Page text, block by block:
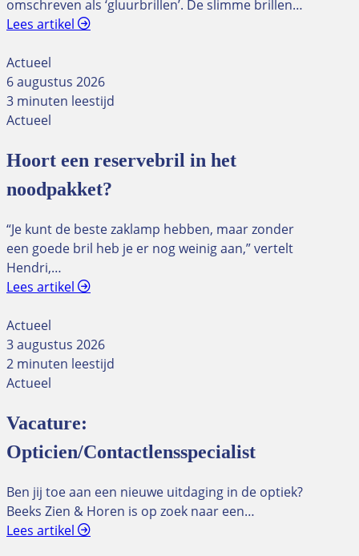
omschreven als ‘gluurbrillen’. De slimme brillen…
Lees artikel
Actueel
6 augustus 2026
3 minuten leestijd
Actueel
Hoort een reservebril in het
noodpakket?
“Je kunt de beste zaklamp hebben, maar zonder
een goede bril heb je er nog weinig aan,” vertelt
Hendri,…
Lees artikel
Actueel
3 augustus 2026
2 minuten leestijd
Actueel
Vacature:
Opticien/Contactlensspecialist
Ben jij toe aan een nieuwe uitdaging in de optiek?
Beeks Zien & Horen is op zoek naar een…
Lees artikel